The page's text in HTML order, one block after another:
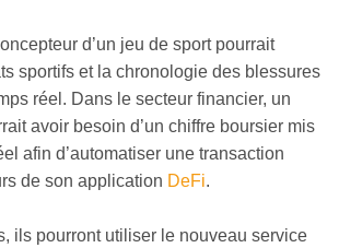
d’un jeu de sport pourrait
sportifs et la chronologie des blessures
réel. Dans le secteur financier, un
avoir besoin d’un chiffre boursier mis
afin d’automatiser une transaction
de son application DeFi.
ils pourront utiliser le nouveau service